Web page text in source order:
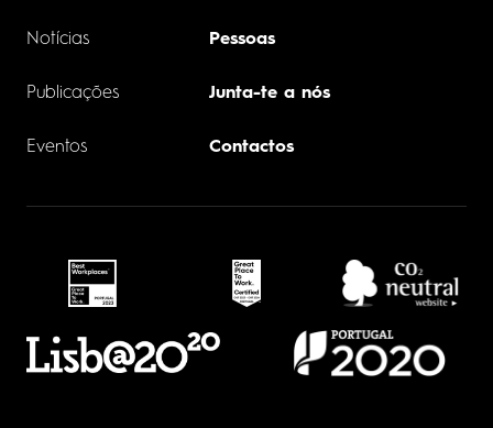
Notícias
Publicações
Eventos
Pessoas
Junta-te a nós
Contactos